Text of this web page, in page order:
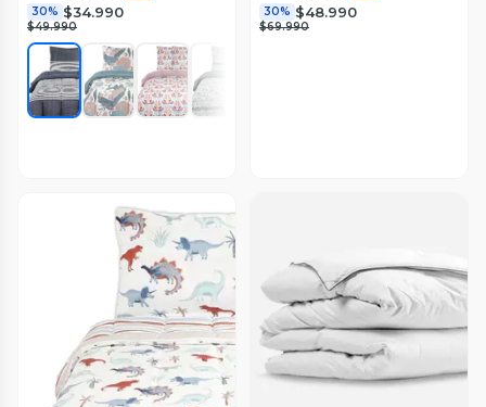
30% $34.990
$49.990
30% $48.990
$69.990